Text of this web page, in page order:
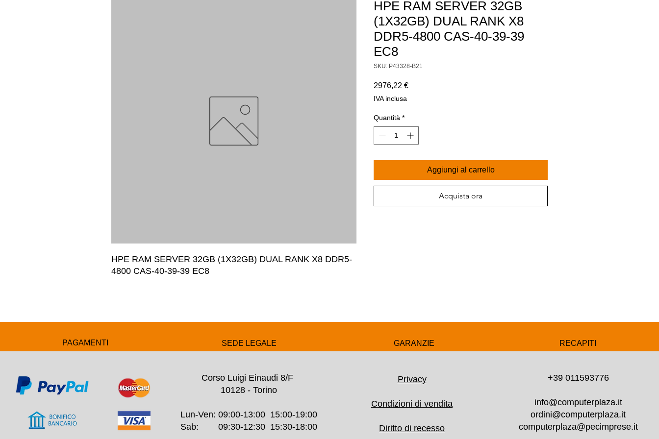
HPE RAM SERVER 32GB (1X32GB) DUAL RANK X8 DDR5-
4800 CAS-40-39-39 EC8
HPE RAM SERVER 32GB
(1X32GB) DUAL RANK X8
DDR5-4800 CAS-40-39-39
EC8
SKU: P43328-B21
2976,22 €Prezzo
IVA inclusa
Quantità *
Aggiungi al carrello
Acquista ora
PAGAMENTI SEDE LEGALE GARANZIE RECAPITI
Corso Luigi Einaudi 8/F
10128 - Torino
Lun-Ven: 09:00-13:00 15:00-19:00
Sab: 09:30-12:30 15:30-18:00
Privacy
Condizioni di vendita
Diritto di recesso
+39 011593776
info@computerplaza.it
ordini@computerplaza.it
computerplaza@pecimprese.it